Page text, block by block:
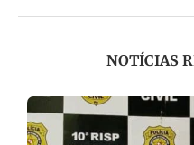
NOTÍCIAS